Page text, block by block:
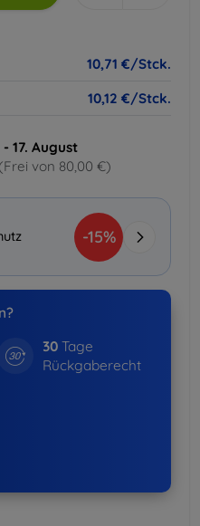
10,71 €/Stck.
10,12 €/Stck.
17. August
(Frei von 80,00 €)
-15%
30 Tage
Rückgaberecht